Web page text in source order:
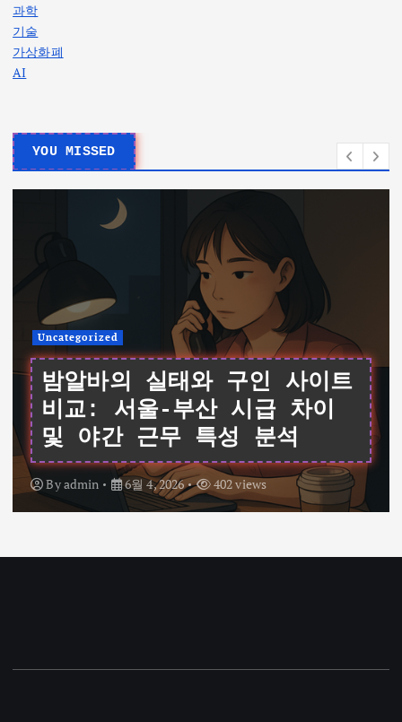
과학
기술
가상화폐
AI
YOU MISSED
Uncategorized
밤알바의 실태와 구인 사이트
비교: 서울-부산 시급 차이
및 야간 근무 특성 분석
Byadmin 6월 4, 2026 402 views